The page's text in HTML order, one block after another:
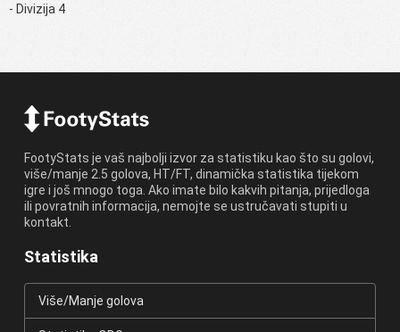
- Divizija 4
FootyStats je vaš najbolji izvor za statistiku kao što su golovi,
više/manje 2.5 golova, HT/FT, dinamička statistika tijekom
igre i još mnogo toga. Ako imate bilo kakvih pitanja, prijedloga
ili povratnih informacija, nemojte se ustručavati stupiti u
kontakt.
Statistika
Više/Manje golova